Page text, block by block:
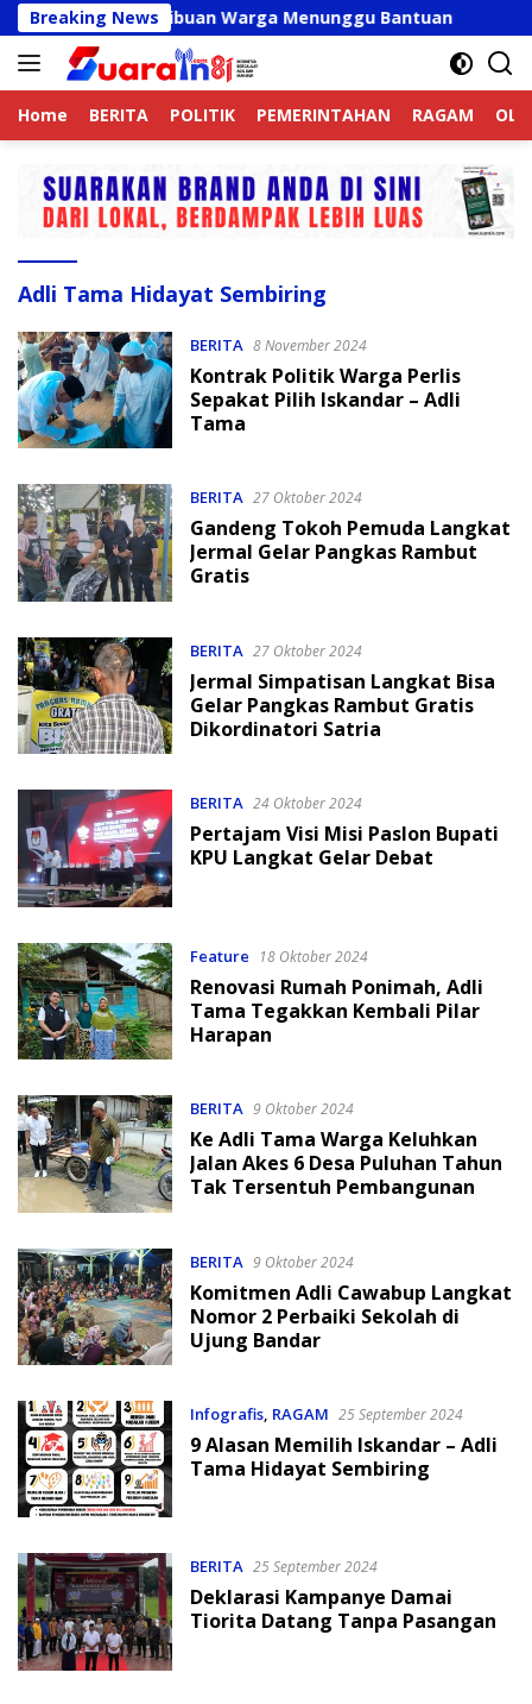
Langsung
ke
konten
Breaking News
Valid, Ribuan Warga Menunggu Bantuan
Home BERITA POLITIK PEMERINTAHAN RAGAM
Adli Tama Hidayat Sembiring
BERITA 8 November 2024
Kontrak Politik Warga Perlis
Sepakat Pilih Iskandar – Adli
Tama
BERITA 27 Oktober 2024
Gandeng Tokoh Pemuda Langkat
Jermal Gelar Pangkas Rambut
Gratis
BERITA 27 Oktober 2024
Jermal Simpatisan Langkat Bisa
Gelar Pangkas Rambut Gratis
Dikordinatori Satria
BERITA 24 Oktober 2024
Pertajam Visi Misi Paslon Bupati
KPU Langkat Gelar Debat
Feature 18 Oktober 2024
Renovasi Rumah Ponimah, Adli
Tama Tegakkan Kembali Pilar
Harapan
BERITA 9 Oktober 2024
Ke Adli Tama Warga Keluhkan
Jalan Akes 6 Desa Puluhan Tahun
Tak Tersentuh Pembangunan
BERITA 9 Oktober 2024
Komitmen Adli Cawabup Langkat
Nomor 2 Perbaiki Sekolah di
Ujung Bandar
Infografis, RAGAM 25 September 2024
9 Alasan Memilih Iskandar – Adli
Tama Hidayat Sembiring
BERITA 25 September 2024
Deklarasi Kampanye Damai
Tiorita Datang Tanpa Pasangan